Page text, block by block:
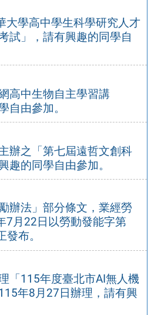
大學高中學生科學研究人才
試」，請有興趣的同學自
高中生物自主學習講
自由參加。
辦之「第七屆遠哲文創科
趣的同學自由參加。
辦法」部分條文，業經勞
7月22日以勞動發能字第
布。
「115年度臺北市AI無人機
年8月27日辦理，請有興